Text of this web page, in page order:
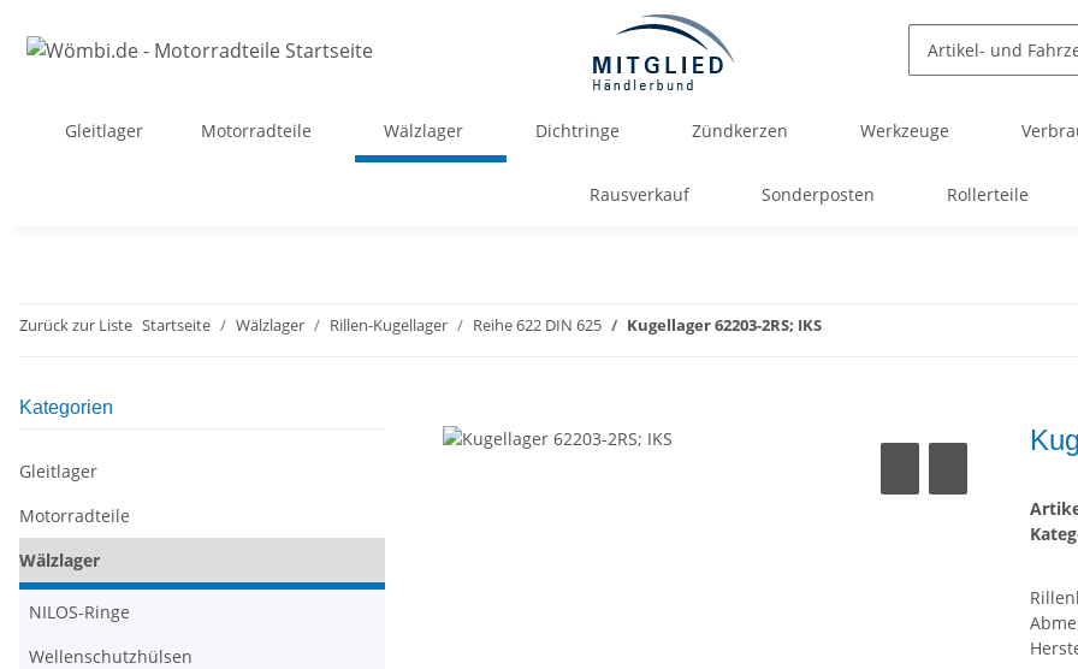
Gleitlager Motorradteile Wälzlager Dichtringe Zündkerzen Werkzeuge
Rausverkauf Sonderposten Rollerteile
Zurück zur Liste Startseite Wälzlager Rillen-Kugellager Reihe 622 DIN 625 Kugellager 62203-2RS; IKS
Kategorien
Gleitlager
Motorradteile
Wälzlager
NILOS-Ringe
Wellenschutzhülsen